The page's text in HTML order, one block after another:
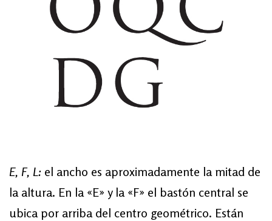
E, F, L: el ancho es aproximadamente la mitad de
la altura. En la «E» y la «F» el bastón central se
ubica por arriba del centro geométrico. Están